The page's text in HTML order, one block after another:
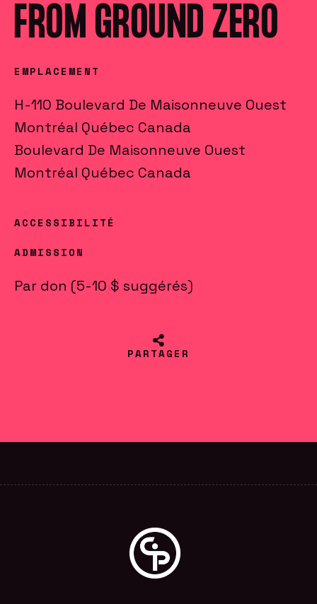
FROM GROUND ZERO
EMPLACEMENT
H-110 Boulevard De Maisonneuve Ouest
Montréal Québec Canada
Boulevard De Maisonneuve Ouest
Montréal Québec Canada
ACCESSIBILITÉ
ADMISSION
Par don (5-10 $ suggérés)
PARTAGER